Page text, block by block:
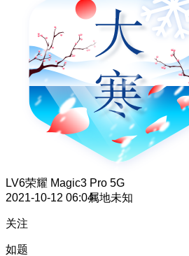
LV6荣耀 Magic3 Pro 5G
2021-10-12 06:04属地未知
关注
如题